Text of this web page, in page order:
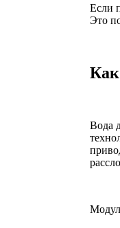
Если
Это
Как
Вода